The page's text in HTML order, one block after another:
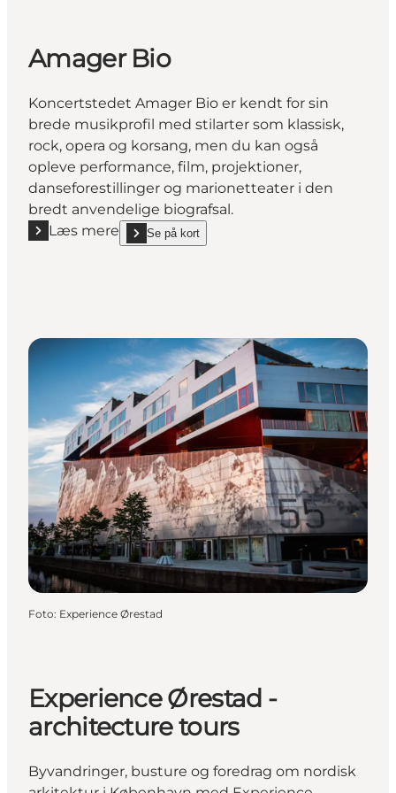
Amager Bio
Koncertstedet Amager Bio er kendt for sin
brede musikprofil med stilarter som klassisk,
rock, opera og korsang, men du kan også
opleve performance, film, projektioner,
danseforestillinger og marionetteater i den
bredt anvendelige biografsal.
Læs mere
Læs mere "Amager Bio"
Se på kort
show Amager Bio on_map
Foto: Experience Ørestad
Experience Ørestad -
architecture tours
Byvandringer, busture og foredrag om nordisk